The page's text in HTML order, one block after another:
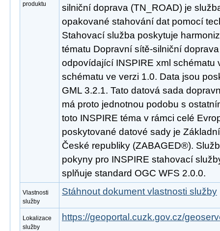
produktu
silniční doprava (TN_ROAD) je
opakované stahování dat pomocí
Stahovací služba poskytuje
tématu Dopravní sítě-silniční
odpovídající INSPIRE xml schématu
schématu ve verzi 1.0. Data jsou
GML 3.2.1. Tato datová sada
má proto jednotnou podobu s
toto INSPIRE téma v rámci celé
poskytované datové sady je
České republiky (ZABAGED®).
pokyny pro INSPIRE stahovací
splňuje standard OGC WFS 2.0.0.
Vlastnosti
služby
Stáhnout dokument vlastnosti služby
Lokalizace
služby
https://geoportal.cuzk.gov.cz/